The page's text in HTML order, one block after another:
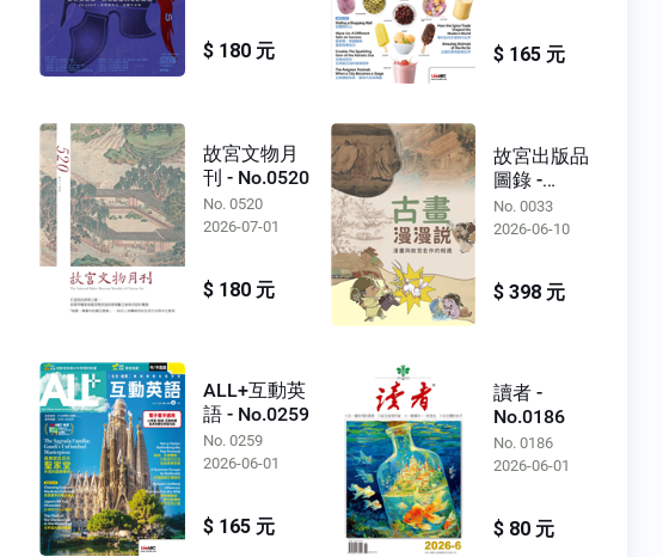
$ 180 元 $ 165 元
故宮文物月
刊 - No.0520
No. 0520
2026-07-01
$ 180 元
故宮出版品
圖錄 -
No.0033
No. 0033
2026-06-10
$ 398 元
ALL+互動英
語 - No.0259
No. 0259
2026-06-01
$ 165 元
讀者 -
No.0186
No. 0186
2026-06-01
$ 80 元